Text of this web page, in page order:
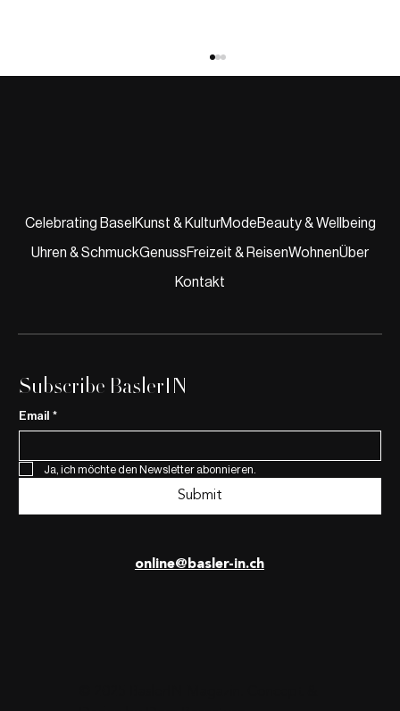
2025 für kleinbasel
online@basler-in.ch
Celebrating Basel Kunst & KulturModeBeauty & Wellbeing
Uhren & SchmuckGenussFreizeit & ReisenWohnenÜber
Kontakt
Subscribe BaslerIN
Email *
Ja, ich möchte den Newsletter abonnieren.
Submit